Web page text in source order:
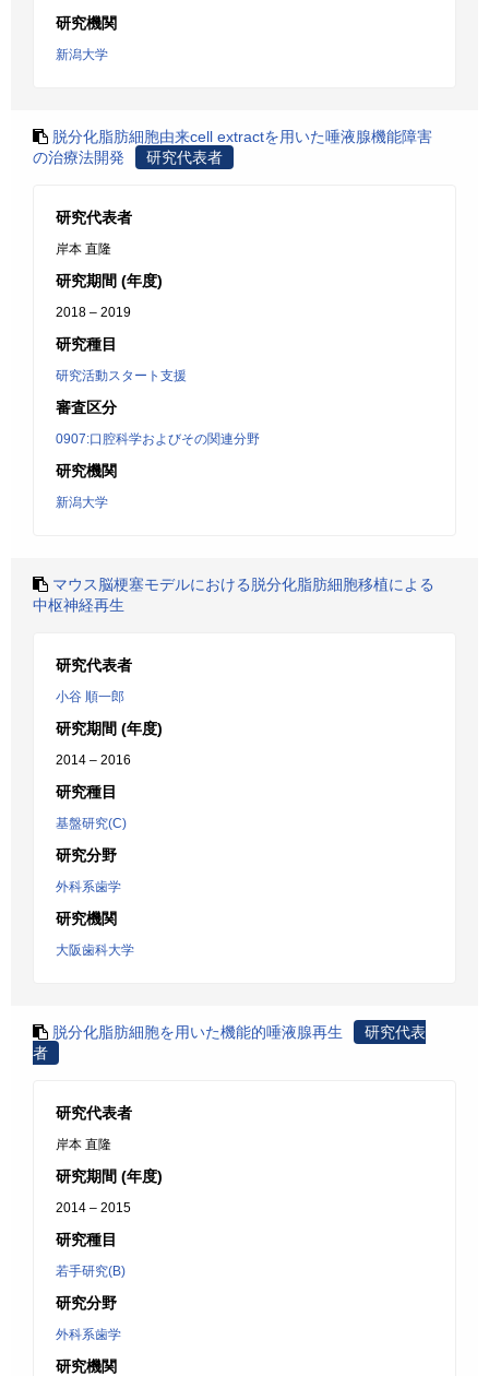
研究機関
新潟大学
脱分化脂肪細胞由来cell extractを用いた唾液腺機能障害
の治療法開発
研究代表者
研究代表者
岸本 直隆
研究期間 (年度)
2018 – 2019
研究種目
研究活動スタート支援
審査区分
0907:口腔科学およびその関連分野
研究機関
新潟大学
マウス脳梗塞モデルにおける脱分化脂肪細胞移植による
中枢神経再生
研究代表者
小谷 順一郎
研究期間 (年度)
2014 – 2016
研究種目
基盤研究(C)
研究分野
外科系歯学
研究機関
大阪歯科大学
脱分化脂肪細胞を用いた機能的唾液腺再生
研究代表
者
研究代表者
岸本 直隆
研究期間 (年度)
2014 – 2015
研究種目
若手研究(B)
研究分野
外科系歯学
研究機関